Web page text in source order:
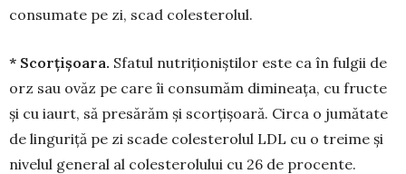
consumate pe zi, scad colesterolul.
* Scorțișoara. Sfa­tul nutri­țio­niș­tilor este ca în fulgii de
orz sau ovăz pe care îi consumăm dimi­nea­ța, cu fructe
și cu iaurt, să presărăm și scor­țișoară. Circa o jumă­tate
de linguriță pe zi scade colesterolul LDL cu o trei­me și
nivelul general al coles­terolului cu 26 de procente.